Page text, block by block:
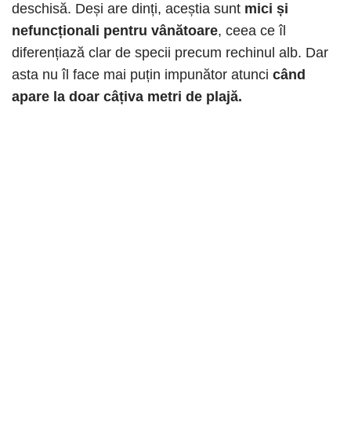
deschisă. Deși are dinți, aceștia sunt mici și
nefuncționali pentru vânătoare, ceea ce îl
diferențiază clar de specii precum rechinul alb. Dar
asta nu îl face mai puțin impunător atunci când
apare la doar câțiva metri de plajă.